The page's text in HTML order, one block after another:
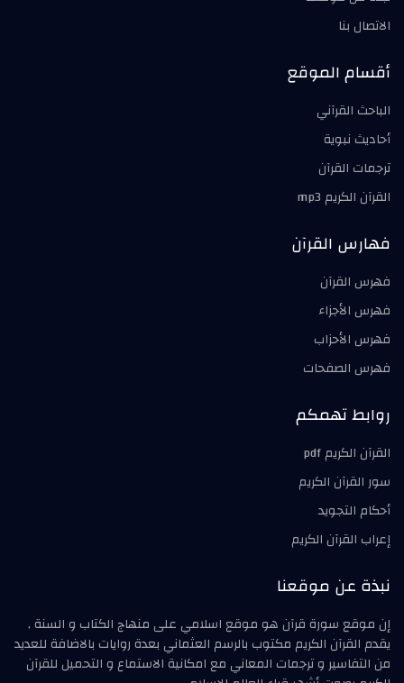
الاتصال بنا
أقسام الموقع
الباحث القرآني
أحاديث نبوية
ترجمات القرآن
القرآن الكريم mp3
فهارس القرآن
فهرس القرآن
فهرس الأجزاء
فهرس الأحزاب
فهرس الصفحات
روابط تهمكم
القرآن الكريم pdf
سور القرآن الكريم
أحكام التجويد
إعراب القرآن الكريم
نبذة عن موقعنا
إن موقع سورة قرآن هو موقع اسلامي على منهاج الكتاب و السنة ,
يقدم القرآن الكريم مكتوب بالرسم العثماني بعدة روايات بالاضافة للعديد
من التفاسير و ترجمات المعاني مع امكانية الاستماع و التحميل للقرآن